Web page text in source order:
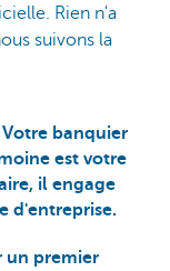
Rien n'a
suivons la
Votre banquier
est votre
il engage
d'entreprise.
un premier